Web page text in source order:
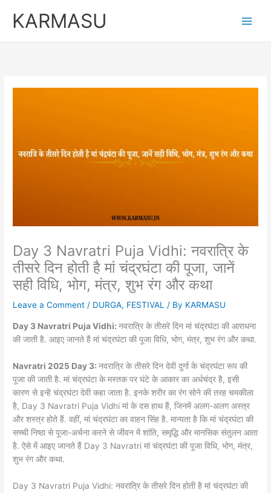
KARMASU
Day 3 Navratri Puja Vidhi: नवरात्रि के
तीसरे दिन होती है मां चंद्रघंटा की पूजा, जानें
सही विधि, भोग, मंत्र, शुभ रंग और कथा
Leave a Comment / DURGA, FESTIVAL / By KARMASU
Day 3 Navratri Puja Vidhi:नवरात्रि के तीसरे दिन मां चंद्रघंटा की आराधना
की जाती है. आइए जानते हैं मां चंद्रघंटा की पूजा विधि, भोग, मंत्र, शुभ रंग और कथा.
Navratri 2025 Day 3:नवरात्रि के तीसरे दिन देवी दुर्गा के चंद्रघंटा रूप की
पूजा की जाती है. मां चंद्रघंटा के मस्तक पर घंटे के आकार का अर्धचंद्र है, इसी
कारण से इन्हें चंद्रघंटा देवी कहा जाता है. इनके शरीर का रंग सोने की तरह चमकीला
है, Day 3 Navratri Puja Vidhi मां के दस हाथ हैं, जिनमें अलग-अलग अस्त्र
और शस्त्र होते हैं. वहीं, मां चंद्रघंटा का वाहन सिंह है. मान्यता है कि मां चंद्रघंटा की
सच्ची निष्ठा से पूजा-अर्चना करने से जीवन में शांति, समृद्धि और मानसिक संतुलन आता
है. ऐसे में आइए जानते हैं Day 3 Navratri मां चंद्रघंटा की पूजा विधि, भोग, मंत्र,
शुभ रंग और कथा.
Day 3 Navratri Puja Vidhi: नवरात्रि के तीसरे दिन होती है मां चंद्रघंटा की
price